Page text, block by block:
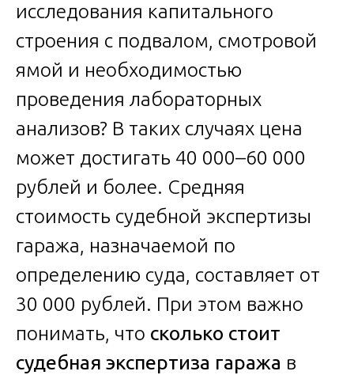
исследования капитального
строения с подвалом, смотровой
ямой и необходимостью
проведения лабораторных
анализов? В таких случаях цена
может достигать 40 000–60 000
рублей и более. Средняя
стоимость судебной экспертизы
гаража, назначаемой по
определению суда, составляет от
30 000 рублей. При этом важно
понимать, что сколько стоит
судебная экспертиза гаража в